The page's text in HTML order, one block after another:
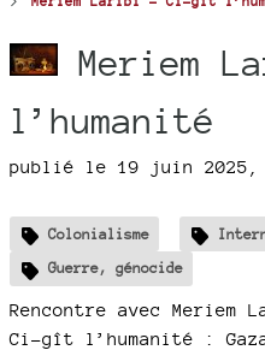
Meriem
l’humanité
publié le 19 juin 2025
Colonialisme
Guerre, génocide
Rencontre avec
Ci-gît l’humanité :